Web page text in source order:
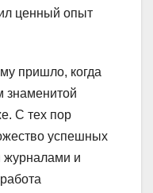
ценный опыт
пришло, когда
знаменитой
С тех пор
успешных
журналами и